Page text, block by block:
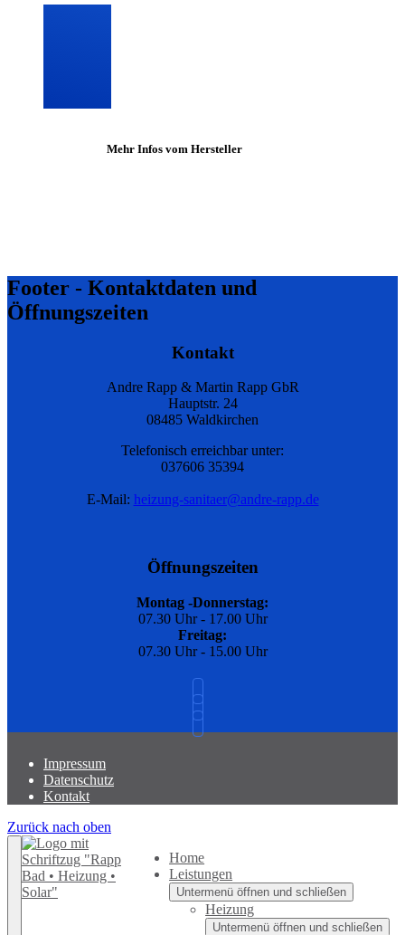
Mehr Infos vom Hersteller
Footer - Kontaktdaten und
Öffnungszeiten
Kontakt
Andre Rapp & Martin Rapp GbR
Hauptstr. 24
08485 Waldkirchen
Telefonisch erreichbar unter:
037606 35394
E-Mail: heizung-sanitaer@andre-rapp.de
Öffnungszeiten
Montag -Donnerstag:
07.30 Uhr - 17.00 Uhr
Freitag:
07.30 Uhr - 15.00 Uhr
Impressum
Datenschutz
Kontakt
Zurück nach oben
Home
Leistungen
Untermenü öffnen und schließen
Heizung
Untermenü öffnen und schließen